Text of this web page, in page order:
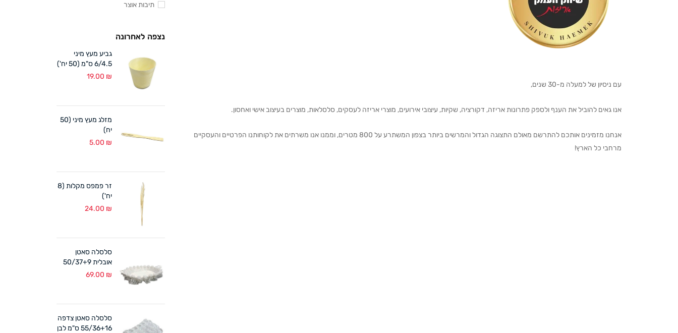
עם ניסיון של למעלה מ-30 שנים,
אנו גאים להוביל את הענף ולספק פתרונות אריזה, דקורציה, שקיות, עיצובי אירועים, מוצרי אריזה לעסקים, סלסלאות, מוצרים בעיצוב אישי ואחסון.
אנחנו מזמינים אותכם להתרשם מאולם התצוגה הגדול והמרשים ביותר בצפון המשתרע על 800 מטרים, וממנו אנו משרתים את לקוחותנו הפרטיים והעסקיים
מרחבי כל הארץ!
תיבות אוצר
נצפה לאחרונה
גביע מעץ מיני
6/4.5 ס"מ (50 יח')
19.00 ₪
מזלג מעץ מיני (50
יח)
5.00 ₪
זר פמפס מקלות (8
יח')
24.00 ₪
סלסלה סאטן
אובלית 50/37+9
ס"מ לבן
69.00 ₪
סלסלה סאטן צדפה
55/36+16 ס"מ לבן